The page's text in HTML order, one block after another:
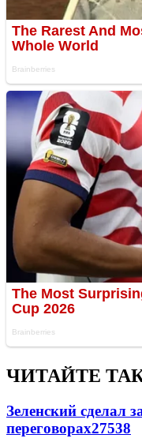
ЧИТАЙТЕ
Зеленский сделал
переговорах27538